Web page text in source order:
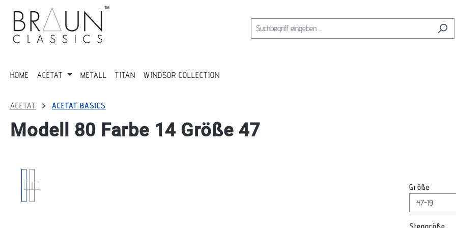
Zur Hauptnavigation springen
HOME ACETAT METALL TITAN WINDSOR COLLECTION
ACETAT ACETAT BASICS
Modell 80 Farbe 14 Größe 47
Größe